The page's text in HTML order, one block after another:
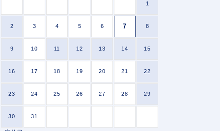
1
2 3 4 5 6 7 8
9 10 11 12 13 14 15
16 17 18 19 20 21 22
23 24 25 26 27 28 29
30 31